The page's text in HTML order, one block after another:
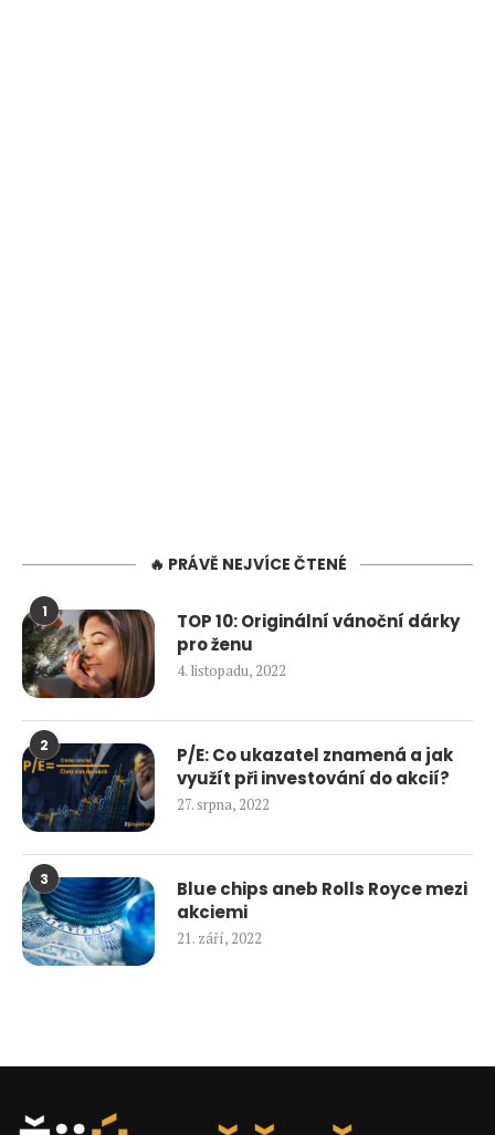
🔥 PRÁVĚ NEJVÍCE ČTENÉ
1
TOP 10: Originální vánoční dárky
pro ženu
4. listopadu, 2022
2
P/E: Co ukazatel znamená a jak
využít při investování do akcií?
27. srpna, 2022
3
Blue chips aneb Rolls Royce mezi
akciemi
21. září, 2022